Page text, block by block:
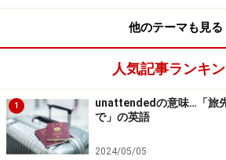
他のテーマも見る
人気記事ランキ
1
unattendedの意味…「旅
で」の英語
2024/05/05